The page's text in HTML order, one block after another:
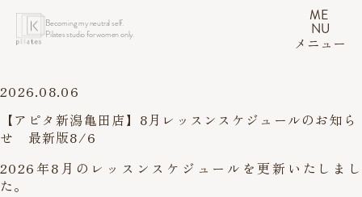
Becoming my neutral self.
Pilates studio for women only.
ME
NU
メニュー
2026.08.06
【アピタ新潟亀田店】8月レッスンスケジュールのお知ら
せ 最新版8/6
2026年8月のレッスンスケジュールを更新いたしまし
た。